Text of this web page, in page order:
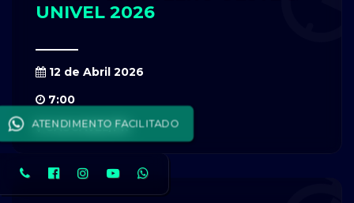
UNIVEL 2026
12 de Abril 2026
7:00
CASCAVEL/PR
ATENDIMENTO FACILITADO